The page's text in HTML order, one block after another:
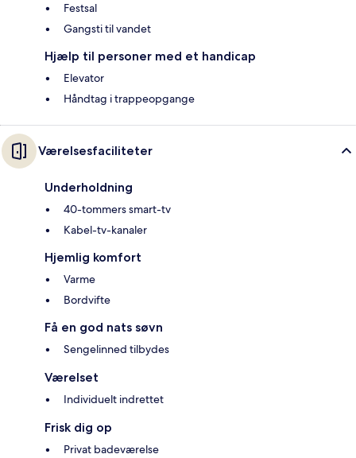
Festsal
Gangsti til vandet
Hjælp til personer med et handicap
Elevator
Håndtag i trappeopgange
Værelsesfaciliteter
Underholdning
40-tommers smart-tv
Kabel-tv-kanaler
Hjemlig komfort
Varme
Bordvifte
Få en god nats søvn
Sengelinned tilbydes
Værelset
Individuelt indrettet
Frisk dig op
Privat badeværelse